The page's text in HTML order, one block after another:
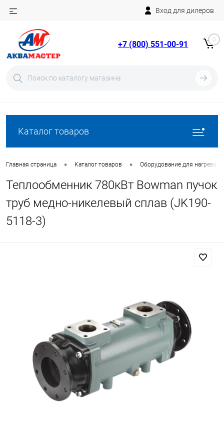
Вход для дилеров
+7 (800) 551-00-91 0
Каталог товаров
Главная страница • Каталог товаров • Оборудование для нагрева
Теплообменник 780кВт Bowman пучок
труб медно-никелевый сплав (JK190-
5118-3)